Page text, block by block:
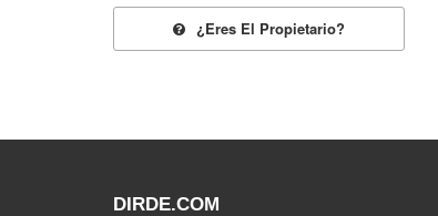
¿eres El Propietario?
DIRDE.COM